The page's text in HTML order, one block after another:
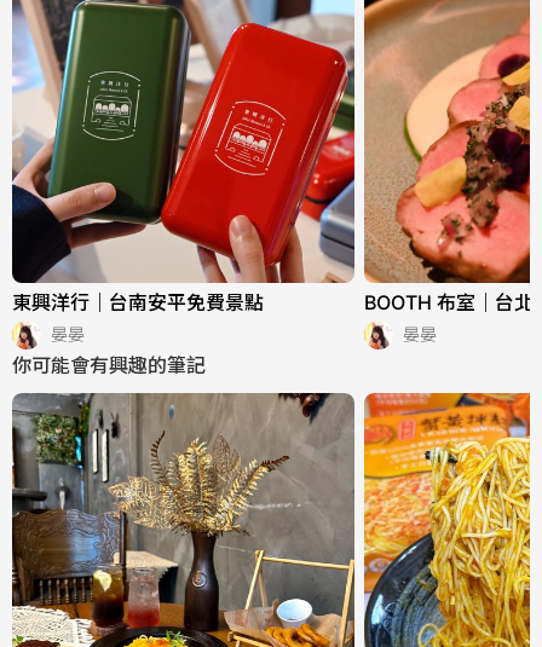
東興洋行｜台南安平免費景點
晏晏
BOOTH 布室｜台北
晏晏
你可能會有興趣的筆記